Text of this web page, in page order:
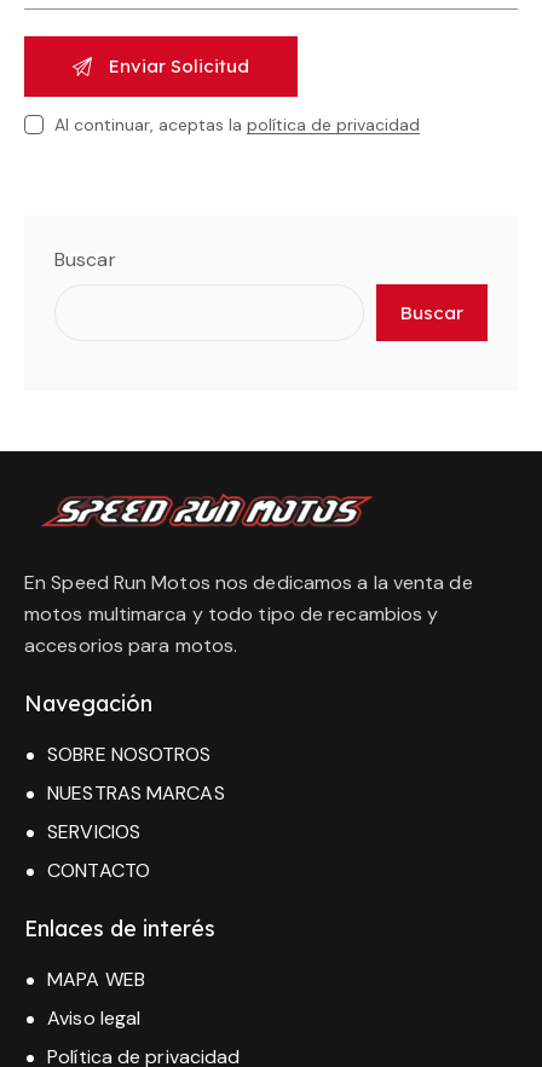
Al continuar, aceptas lapolítica de privacidad
Buscar
Buscar
En Speed Run Motos nos dedicamos a la venta de
motos multimarca y todo tipo de recambios y
accesorios para motos.
Navegación
SOBRE NOSOTROS
NUESTRAS MARCAS
SERVICIOS
CONTACTO
Enlaces de interés
MAPA WEB
Aviso legal
Política de privacidad